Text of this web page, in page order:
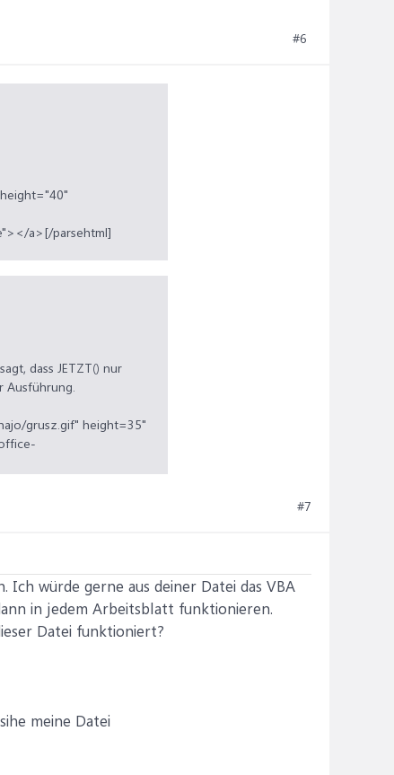
#6
a>[/parsehtml]
dass JETZT() nur
Ausführung.
grusz.gif" height=35"
parsehtml]
#7
würde gerne aus deiner Datei das VBA
in jedem Arbeitsblatt funktionieren.
Datei funktioniert?
meine Datei